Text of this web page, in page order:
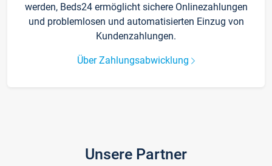
werden, Beds24 ermöglicht sichere Onlinezahlungen
und problemlosen und automatisierten Einzug von
Kundenzahlungen.
Über Zahlungsabwicklung
Unsere Partner